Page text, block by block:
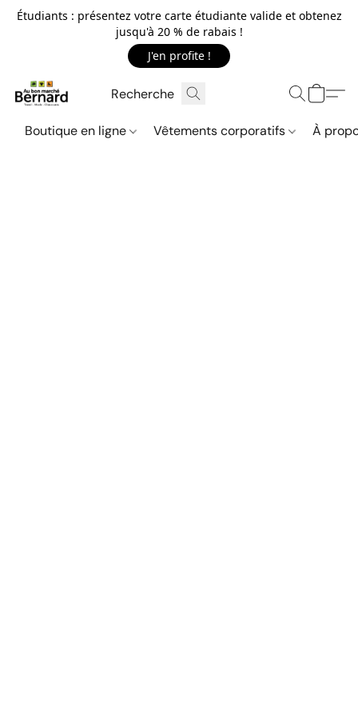
Étudiants : présentez votre carte étudiante valide et obtenez
jusqu'à 20 % de rabais !
J'en profite !
Boutique en ligne Vêtements corporatifs À